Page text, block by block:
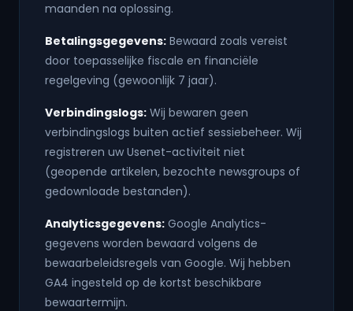
maanden na oplossing.
Betalingsgegevens: Bewaard zoals vereist
door toepasselijke fiscale en financiële
regelgeving (gewoonlijk 7 jaar).
Verbindingslogs: Wij bewaren geen
verbindingslogs buiten actief sessiebeheer. Wij
registreren uw Usenet-activiteit niet
(geopende artikelen, bezochte newsgroups of
gedownloade bestanden).
Analyticsgegevens: Google Analytics-
gegevens worden bewaard volgens de
bewaarbeleidsregels van Google. Wij hebben
GA4 ingesteld op de kortst beschikbare
bewaartermijn.